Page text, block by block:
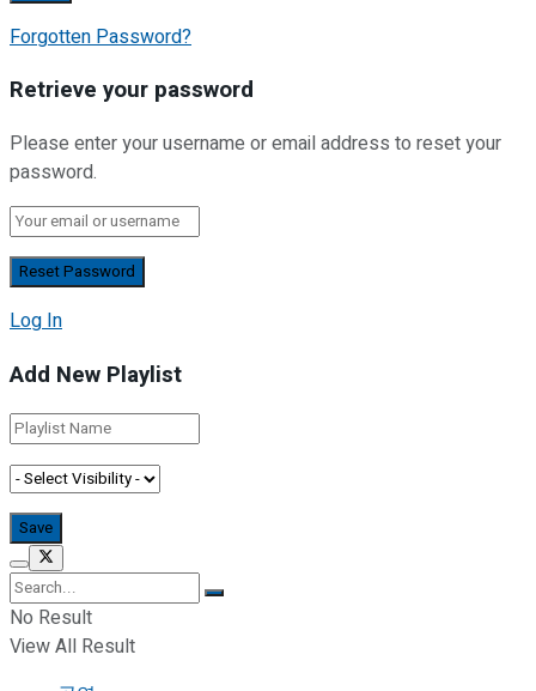
Forgotten Password?
Retrieve your password
Please enter your username or email address to reset your
password.
Log In
Add New Playlist
No Result
View All Result